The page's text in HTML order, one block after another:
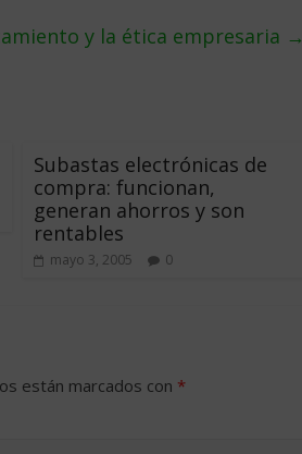
y la ética empresaria →
Subastas electrónicas de
compra: funcionan,
generan ahorros y son
rentables
mayo 3, 2005 0
están marcados con *